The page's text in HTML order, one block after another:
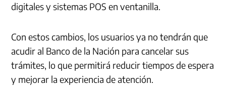
digitales y sistemas POS en ventanilla.
Con estos cambios, los usuarios ya no tendrán que
acudir al Banco de la Nación para cancelar sus
trámites, lo que permitirá reducir tiempos de espera
y mejorar la experiencia de atención.